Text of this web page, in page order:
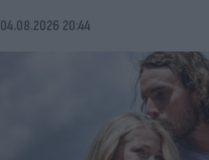
04.08.2026 20:44